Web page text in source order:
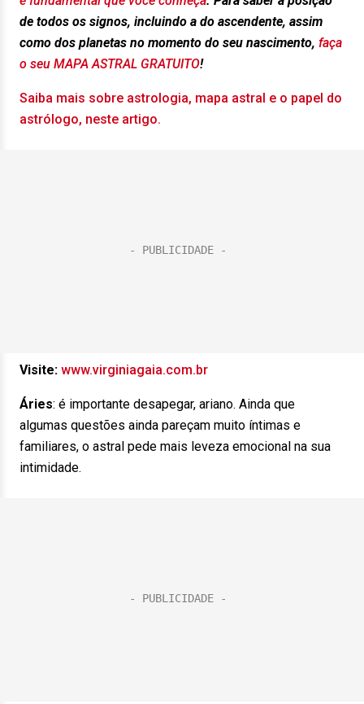
de todos os signos, incluindo a do ascendente, assim
como dos planetas no momento do seu nascimento, faça
o seu MAPA ASTRAL GRATUITO!
Saiba mais sobre astrologia, mapa astral e o papel do
astrólogo, neste artigo.
Visite: www.virginiagaia.com.br
Áries: é importante desapegar, ariano. Ainda que
algumas questões ainda pareçam muito íntimas e
familiares, o astral pede mais leveza emocional na sua
intimidade.